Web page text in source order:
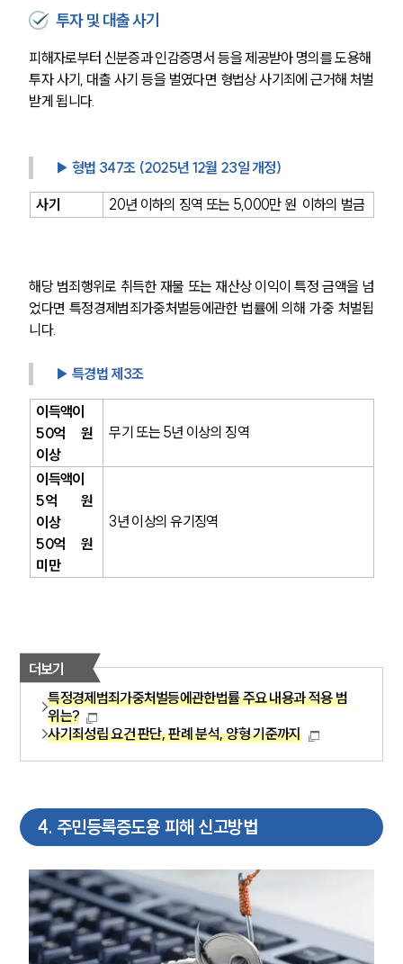
투자 및 대출 사기
피해자로부터 신분증과 인감증명서 등을 제공받아 명의를 도용해
투자 사기, 대출 사기 등을 벌였다면 형법상 사기죄에 근거해 처벌
받게 됩니다.
▶ 형법 347조 (2025년 12월 23일 개정)
사기 20년 이하의 징역 또는 5,000만 원  이하의 벌금
해당 범죄행위로 취득한 재물 또는 재산상 이익이 특정 금액을 넘
었다면 특정경제범죄가중처벌등에관한 법률에 의해 가중 처벌됩
니다.
▶ 특경법 제3조
이득액이
50억 원
이상
무기 또는 5년 이상의 징역
이득액이
5억 원
이상
50억 원
미만
3년 이상의 유기징역
더보기
특정경제범죄가중처벌등에관한법률 주요 내용과 적용 범
위는?
사기죄성립 요건 판단, 판례 분석, 양형 기준까지
4. 주민등록증도용 피해 신고방법